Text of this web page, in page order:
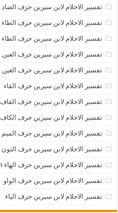
تفسير الاحلام لابن سيرين حرف الضاد
تفسير الاحلام لابن سيرين حرف الطاء
تفسير الاحلام لابن سيرين حرف الظاء
تفسير الاحلام لابن سيرين حرف العين
تفسير الاحلام لابن سيرين حرف الغين tafsir ahlam
تفسير الاحلام لابن سيرين حرف الفاء
تفسير الاحلام لابن سيرين حرف القاف
تفسير الاحلام لابن سيرين حرف الكاف
تفسير الاحلام لابن سيرين حرف الميم
تفسير الاحلام لابن سيرين حرف النون
تفسير الاحلام لابن سيرين حرف الهاء tafsir al ahlam
تفسير الاحلام لابن سيرين حرف الواو
تفسير الاحلام لابن سيرين حرف الياء